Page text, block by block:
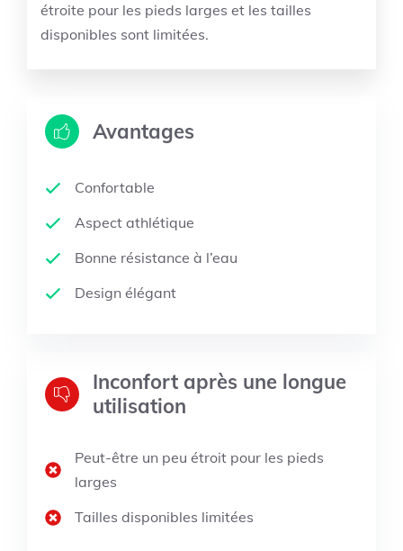
étroite pour les pieds larges et les tailles
disponibles sont limitées.
Avantages
Confortable
Aspect athlétique
Bonne résistance à l’eau
Design élégant
Inconfort après une longue
utilisation
Peut-être un peu étroit pour les pieds
larges
Tailles disponibles limitées